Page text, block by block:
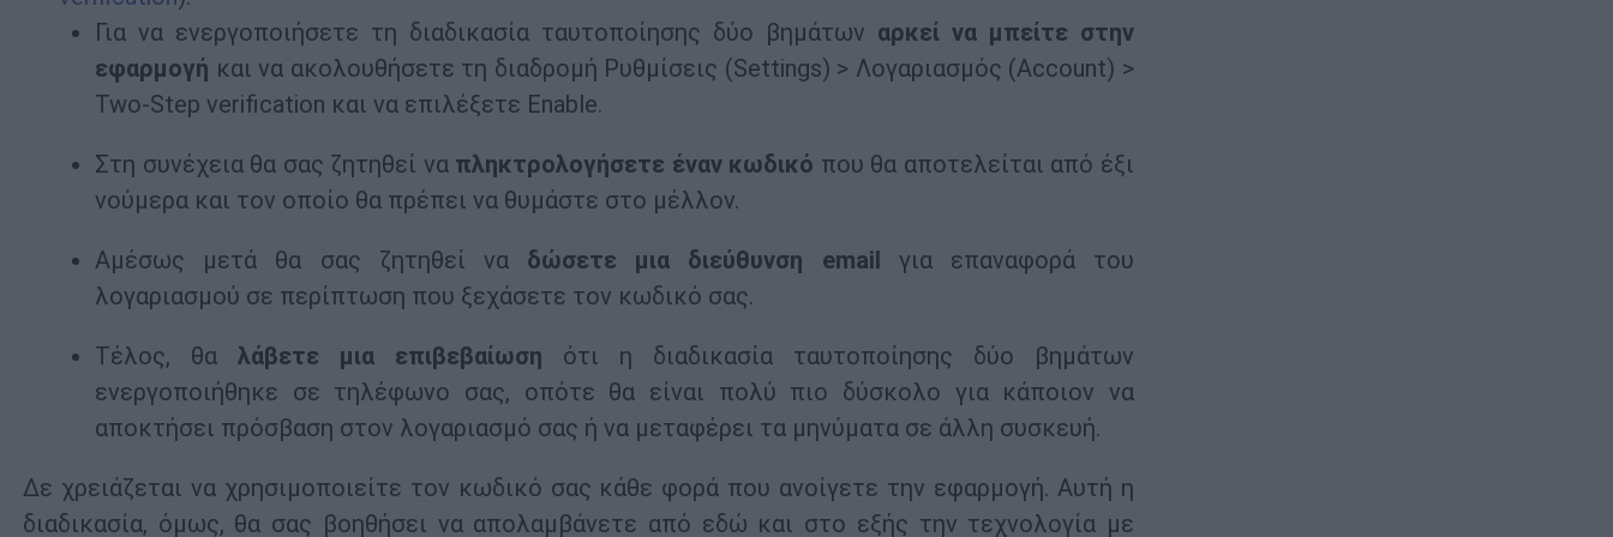
Για να ενεργοποιήσετε τη διαδικασία ταυτοποίησης δύο βημάτων αρκεί να μπείτε στην
εφαρμογή και να ακολουθήσετε τη διαδρομή Ρυθμίσεις (Settings) > Λογαριασμός (Account) >
Two-Step verification και να επιλέξετε Enable.
Στη συνέχεια θα σας ζητηθεί να πληκτρολογήσετε έναν κωδικό που θα αποτελείται από έξι
νούμερα και τον οποίο θα πρέπει να θυμάστε στο μέλλον.
Αμέσως μετά θα σας ζητηθεί να δώσετε μια διεύθυνση email
για επαναφορά του
λογαριασμού σε περίπτωση που ξεχάσετε τον κωδικό σας.
Τέλος, θα λάβετε μια επιβεβαίωση ότι η διαδικασία ταυτοποίησης δύο βημάτων
ενεργοποιήθηκε σε τηλέφωνο σας, οπότε θα είναι πολύ πιο δύσκολο για κάποιον να
αποκτήσει πρόσβαση στον λογαριασμό σας ή να μεταφέρει τα μηνύματα σε άλλη συσκευή.
Δε χρειάζεται να χρησιμοποιείτε τον κωδικό σας κάθε φορά που ανοίγετε την εφαρμογή. Αυτή η
διαδικασία, όμως, θα σας βοηθήσει να απολαμβάνετε από εδώ και στο εξής την τεχνολογία με